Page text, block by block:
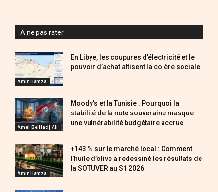
A ne pas rater
Amir Hamza
En Libye, les coupures d’électricité et le
pouvoir d’achat attisent la colère sociale
Amel BelHadj Ali
Moody’s et la Tunisie : Pourquoi la
stabilité de la note souveraine masque
une vulnérabilité budgétaire accrue
Amir Hamza
+143 % sur le marché local : Comment
l’huile d’olive a redessiné les résultats de
la SOTUVER au S1 2026